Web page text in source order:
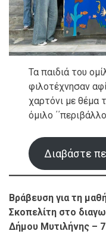
Τα παιδιά του
φιλοτέχνησαν
χαρτόνι με θέμα
όμιλο
Διαβάστε
Βράβευση για τη
Σκοπελίτη στο
Δήμου Μυτιλήνης – 7